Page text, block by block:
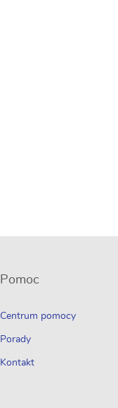
Pomoc
Centrum pomocy
Porady
Kontakt